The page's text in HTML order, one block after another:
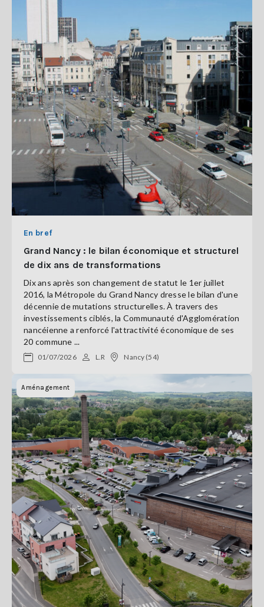
En bref
Grand Nancy : le bilan économique et structurel
de dix ans de transformations
Dix ans après son changement de statut le 1er juillet
2016, la Métropole du Grand Nancy dresse le bilan d'une
décennie de mutations structurelles. À travers des
investissements ciblés, la Communauté d'Agglomération
nancéienne a renforcé l'attractivité économique de ses
20 commune ...
01/07/2026 L.R Nancy (54)
Aménagement